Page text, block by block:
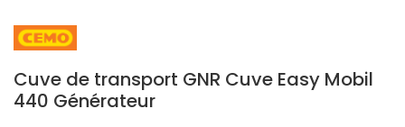
Cuve de transport GNR Cuve Easy Mobil
440 Générateur